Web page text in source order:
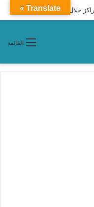
3 قطارات VIP تتوقف في محطات المراكز خلال تشغيلها من أسوان والوجه القبلي إلى القاهرة
القائمة
Translate »